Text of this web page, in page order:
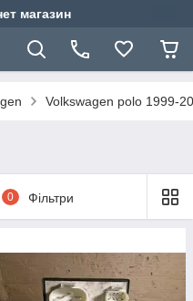
магазин
Volkswagen polo 1999-
0 Фільтри